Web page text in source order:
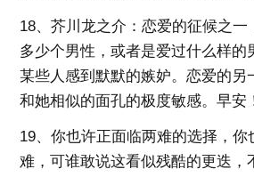
18、芥川龙之介：恋爱的征候之一
多少个男性，或者是爱过什么样的
某些人感到默默的嫉妒。恋爱的另
和她相似的面孔的极度敏感。早安
19、你也许正面临两难的选择，你
难，可谁敢说这看似残酷的更迭，